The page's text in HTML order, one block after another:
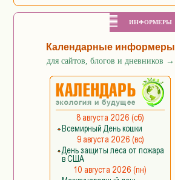
ИНФОРМЕРЫ
Календарные информеры
для сайтов, блогов и дневников →